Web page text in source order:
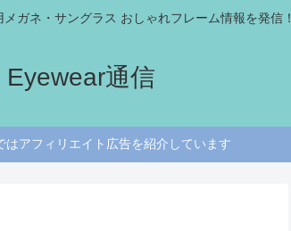
ガネ・サングラス おしゃれフレーム情報を発信！
Eyewear通信
アフィリエイト広告を紹介しています